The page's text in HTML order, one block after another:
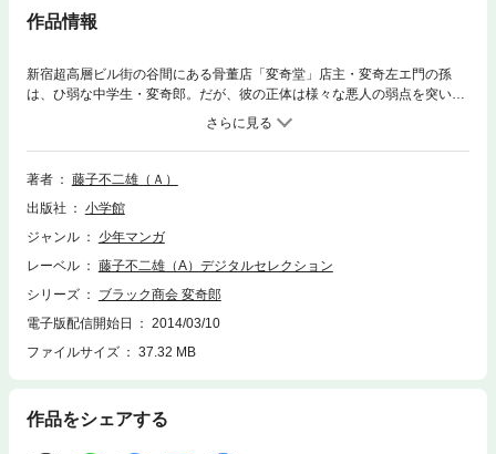
作品情報
新宿超高層ビル街の谷間にある骨董店「変奇堂」店主・変奇左エ門の孫
は、ひ弱な中学生・変奇郎。だが、彼の正体は様々な悪人の弱点を突いて
取り立てや制裁を加える、恐喝を事業とする「ブラック商会」の経営者。
ブラックユーモアな作品がら、主人公の活躍が痛快なA先生の代表作とし
て今も多くのファンがいる人気作、第２巻！！
著者
藤子不二雄（Ａ）
出版社
小学館
ジャンル
少年マンガ
レーベル
藤子不二雄（A）デジタルセレクション
シリーズ
ブラック商会 変奇郎
電子版配信開始日
2014/03/10
ファイルサイズ
37.32 MB
作品をシェアする